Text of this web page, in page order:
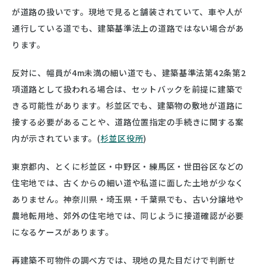
が道路の扱いです。現地で見ると舗装されていて、車や人が
通行している道でも、建築基準法上の道路ではない場合があ
ります。
反対に、幅員が4m未満の細い道でも、建築基準法第42条第2
項道路として扱われる場合は、セットバックを前提に建築で
きる可能性があります。杉並区でも、建築物の敷地が道路に
接する必要があることや、道路位置指定の手続きに関する案
内が示されています。(杉並区役所)
東京都内、とくに杉並区・中野区・練馬区・世田谷区などの
住宅地では、古くからの細い道や私道に面した土地が少なく
ありません。神奈川県・埼玉県・千葉県でも、古い分譲地や
農地転用地、郊外の住宅地では、同じように接道確認が必要
になるケースがあります。
再建築不可物件の調べ方では、現地の見た目だけで判断せ